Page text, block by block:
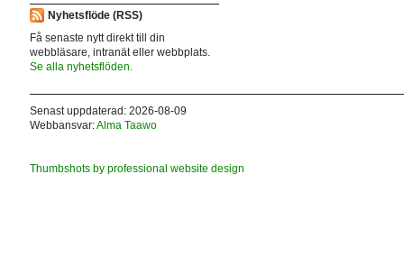
Nyhetsflöde (RSS)
Få senaste nytt direkt till din
webbläsare, intranät eller webbplats.
Se alla nyhetsflöden.
Senast uppdaterad: 2026-08-09
Webbansvar:Alma Taawo
Thumbshots by professional website design